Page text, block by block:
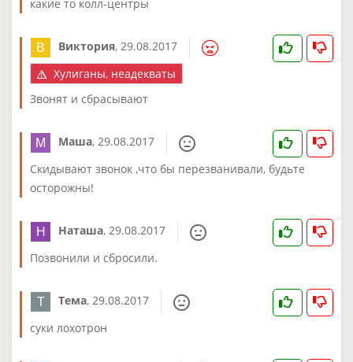
какие то колл-центры
Виктория, 29.08.2017
Хулиганы, неадекваты
Звонят и сбрасывают
Маша, 29.08.2017
Скидывают звонок ,что бы перезванивали, будьте
осторожны!
Наташа, 29.08.2017
Позвонили и сбросили.
Тема, 29.08.2017
суки лохотрон